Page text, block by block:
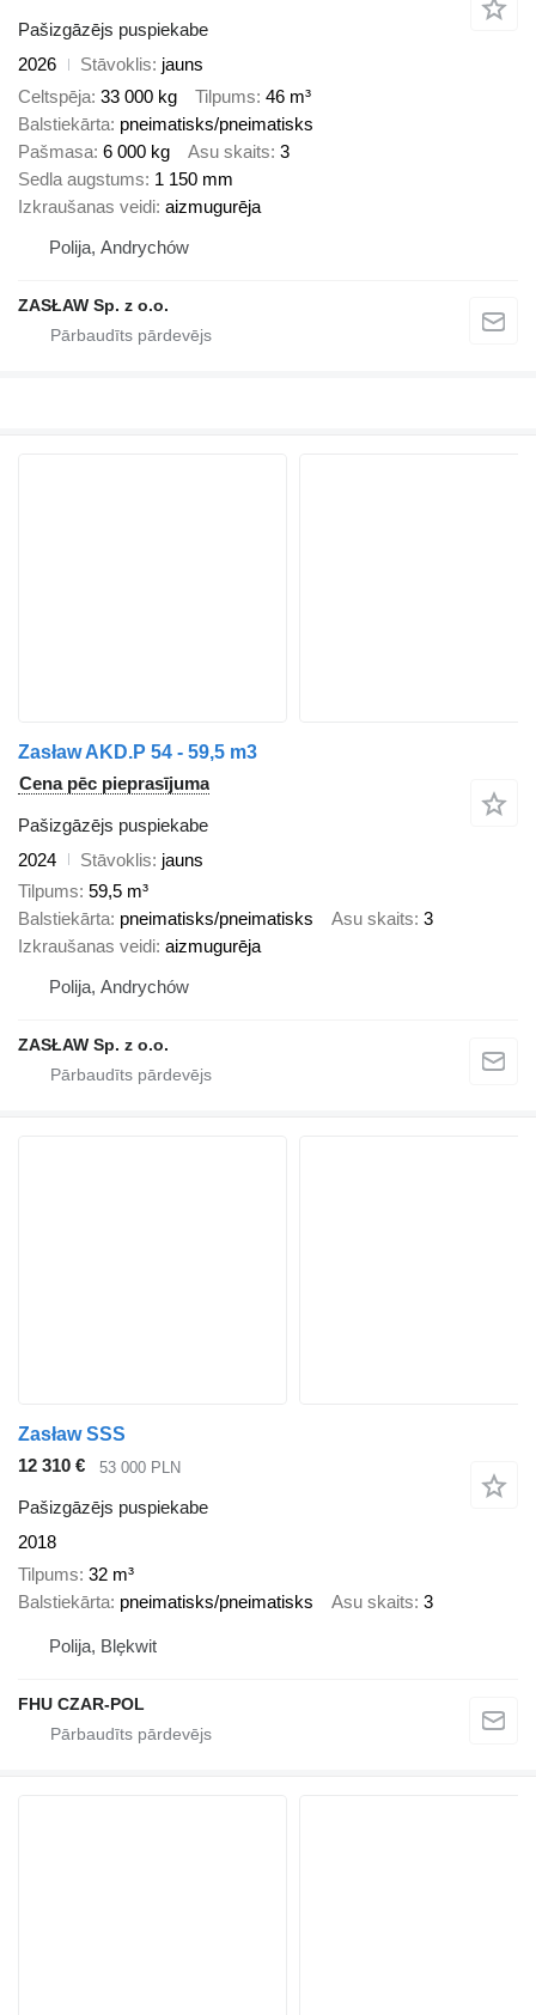
Pašizgāzējs puspiekabe
2026
Stāvoklis jauns
Celtspēja 33 000 kg Tilpums 46 m³
Balstiekārta pneimatisks/pneimatisks
Pašmasa 6 000 kg Asu skaits 3
Sedla augstums 1 150 mm
Izkraušanas veidi aizmugurēja
Polija, Andrychów
ZASŁAW Sp. z o.o.
Zasław AKD.P 54 - 59,5 m3
Cena pēc pieprasījuma
Pašizgāzējs puspiekabe
2024
Stāvoklis jauns
Tilpums 59,5 m³
Balstiekārta pneimatisks/pneimatisks Asu skaits 3
Izkraušanas veidi aizmugurēja
Polija, Andrychów
ZASŁAW Sp. z o.o.
Zasław SSS
12 310 €
53 000 PLN
Pašizgāzējs puspiekabe
2018
Tilpums 32 m³
Balstiekārta pneimatisks/pneimatisks Asu skaits 3
Polija, Blękwit
FHU CZAR-POL